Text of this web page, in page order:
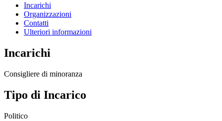
Incarichi
Organizzazioni
Contatti
Ulteriori informazioni
Incarichi
Consigliere di minoranza
Tipo di Incarico
Politico